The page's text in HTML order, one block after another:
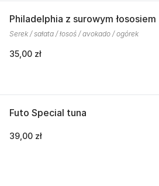
Philadelphia z surowym łososiem
Serek / sałata / łosoś / avokado / ogórek
35,00 zł
Futo Special tuna
39,00 zł